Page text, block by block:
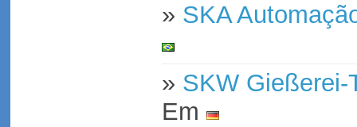
» SKA
» SKW Gießerei-
Em